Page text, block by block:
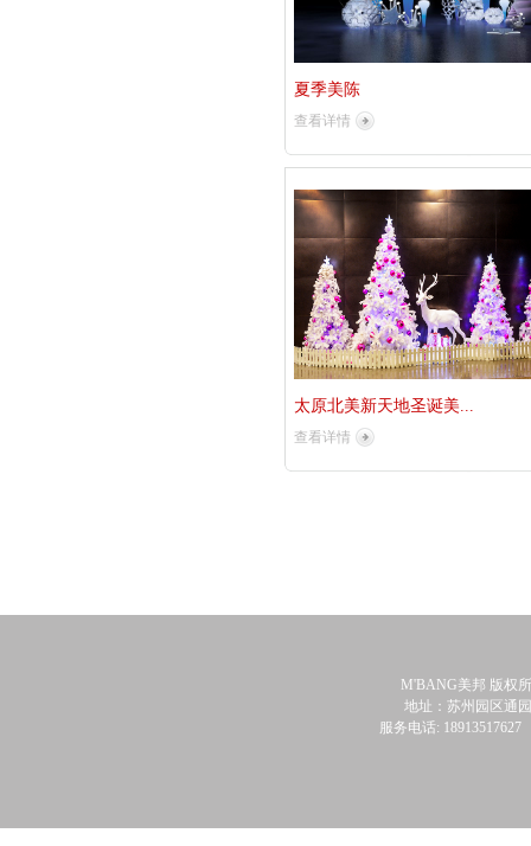
夏季美陈
查看详情
太原北美新天地圣诞美...
查看详情
M'BANG美邦 版权
地址：苏州园区通
服务电话: 18913517627